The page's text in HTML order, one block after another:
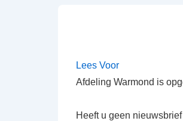
Lees Voor
Afdeling Warmond is
Heeft u geen